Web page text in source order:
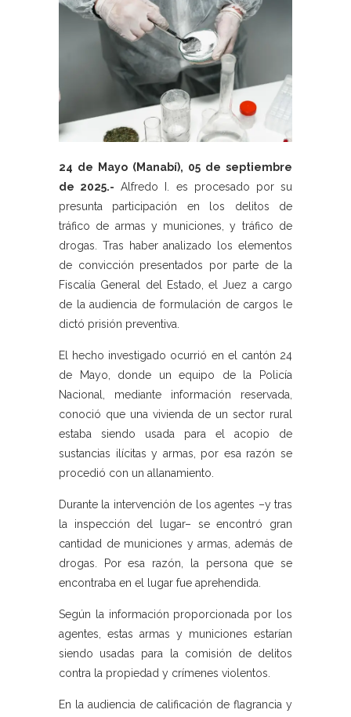
24 de Mayo (Manabí), 05 de septiembre
de 2025.- Alfredo I. es procesado por su
presunta participación en los delitos de
tráfico de armas y municiones, y tráfico de
drogas. Tras haber analizado los elementos
de convicción presentados por parte de la
Fiscalía General del Estado, el Juez a cargo
de la audiencia de formulación de cargos le
dictó prisión preventiva.
El hecho investigado ocurrió en el cantón 24
de Mayo, donde un equipo de la Policía
Nacional, mediante información reservada,
conoció que una vivienda de un sector rural
estaba siendo usada para el acopio de
sustancias ilícitas y armas, por esa razón se
procedió con un allanamiento.
Durante la intervención de los agentes –y tras
la inspección del lugar– se encontró gran
cantidad de municiones y armas, además de
drogas. Por esa razón, la persona que se
encontraba en el lugar fue aprehendida.
Según la información proporcionada por los
agentes, estas armas y municiones estarían
siendo usadas para la comisión de delitos
contra la propiedad y crímenes violentos.
En la audiencia de calificación de flagrancia y